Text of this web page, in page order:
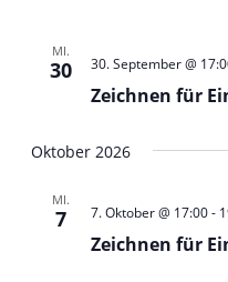
MI.
30
Zeichnen für
30. September @
Oktober 2026
MI.
7
Zeichnen für
7. Oktober @ 17:00-